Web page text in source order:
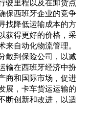
驶里程以及在卸货点
保西班牙企业的竞争
找降低运输成本的方
获得更好的价格，采
自动化物流管理。
散到保险公司，以减
输在西班牙经济中扮
商和国际市场，促进
展，卡车货运运输的
断创新和改进，以适